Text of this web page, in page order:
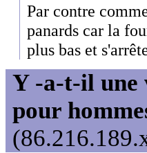
Par contre
panards car la
plus bas et
Y -a-t-il une
pour